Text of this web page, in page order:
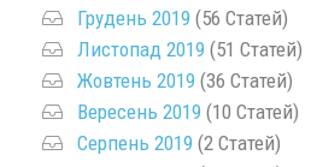
Грудень 2019 (56 Статей)
Листопад 2019 (51 Статей)
Жовтень 2019 (36 Статей)
Вересень 2019 (10 Статей)
Серпень 2019 (2 Статей)